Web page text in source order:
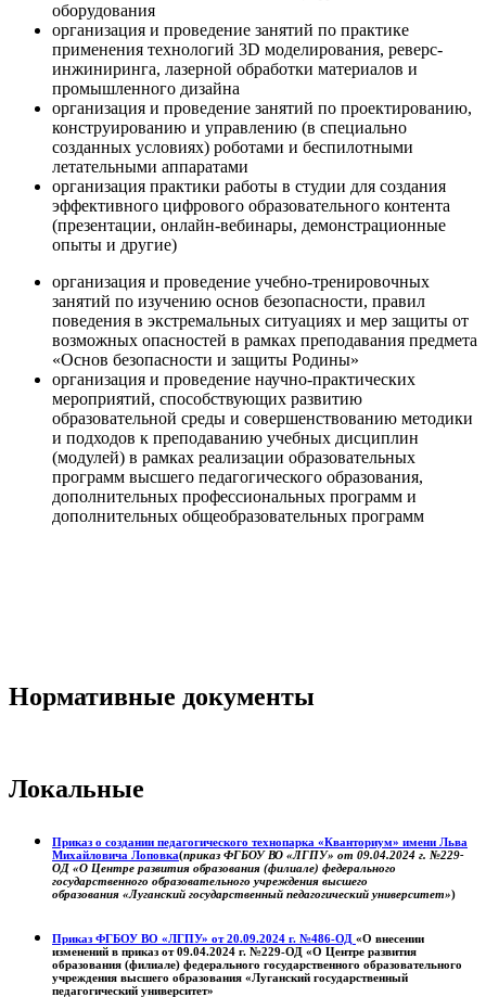
оборудования
организация и проведение занятий по практике
применения технологий 3D моделирования, реверс-
инжиниринга, лазерной обработки материалов и
промышленного дизайна
организация и проведение занятий по проектированию,
конструированию и управлению (в специально
созданных условиях) роботами и беспилотными
летательными аппаратами
организация практики работы в студии для создания
эффективного цифрового образовательного контента
(презентации, онлайн-вебинары, демонстрационные
опыты и другие)
организация и проведение учебно-тренировочных
занятий по изучению основ безопасности, правил
поведения в экстремальных ситуациях и мер защиты от
возможных опасностей в рамках преподавания предмета
«Основ безопасности и защиты Родины»
организация и проведение научно-практических
мероприятий, способствующих развитию
образовательной среды и совершенствованию методики
и подходов к преподаванию учебных дисциплин
(модулей) в рамках реализации образовательных
программ высшего педагогического образования,
дополнительных профессиональных программ и
дополнительных общеобразовательных программ
Нормативные документы
Локальные
Приказ о создании педагогического технопарка «Кванториум» имени Льва
Михайловича Лоповка(приказ ФГБОУ ВО «ЛГПУ» от 09.04.2024 г. №229-
ОД «О Центре развития образования (филиале) федерального
государственного образовательного учреждения высшего
образования «Луганский государственный педагогический университет»)
Приказ ФГБОУ ВО «ЛГПУ» от 20.09.2024 г. №486-ОД «О внесении
изменений в приказ от 09.04.2024 г. №229-ОД «О Центре развития
образования (филиале) федерального государственного образовательного
учреждения высшего образования «Луганский государственный
педагогический университет»